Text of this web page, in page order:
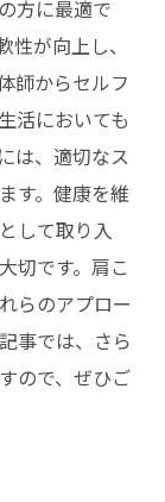
方に最適で
が向上し、
師からセルフ
活においても
は、適切なス
す。健康を維
して取り入
切です。肩こ
らのアプロー
事では、さら
ので、ぜひご